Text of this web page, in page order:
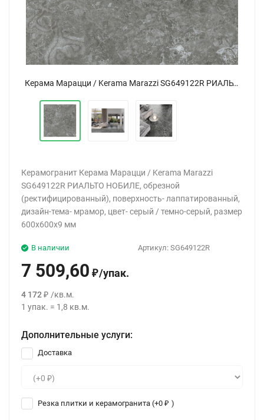
Керама Марацци / Kerama Marazzi SG649122R РИАЛЬТО НОБИЛЕ серый темный лаппатированный обрезной 60x60
Керамогранит Керама Марацци / Kerama Marazzi
SG649122R РИАЛЬТО НОБИЛЕ, обрезной
(ректифицированный), поверхность- лаппатированный,
дизайн-тема- мрамор, цвет- серый / темно-серый, размер
600x600x9 мм
Артикул: SG649122R
В наличии
7 509,60 ₽/упак.
4 172 ₽ /кв.м.
1 упак. = 1,8 кв.м.
Дополнительные услуги:
Доставка
Резка плитки и керамогранита (+0 ₽ )